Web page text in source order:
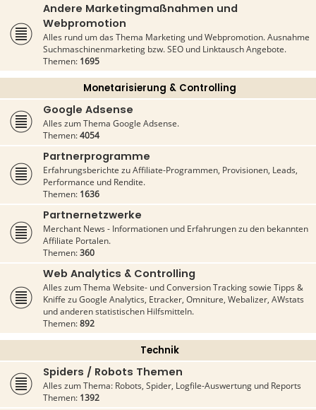
Andere Marketingmaßnahmen und
Webpromotion
Alles rund um das Thema Marketing und Webpromotion. Ausnahme
Suchmaschinenmarketing bzw. SEO und Linktausch Angebote.
Themen: 1695
Monetarisierung & Controlling
Google Adsense
Alles zum Thema Google Adsense.
Themen:4054
Partnerprogramme
Erfahrungsberichte zu Affiliate-Programmen, Provisionen, Leads,
Performance und Rendite.
Themen: 1636
Partnernetzwerke
Merchant News - Informationen und Erfahrungen zu den bekannten
Affiliate Portalen.
Themen:360
Web Analytics & Controlling
Alles zum Thema Website- und Conversion Tracking sowie Tipps &
Kniffe zu Google Analytics, Etracker, Omniture, Webalizer, AWstats
und anderen statistischen Hilfsmitteln.
Themen:892
Technik
Spiders / Robots Themen
Alles zum Thema: Robots, Spider, Logfile-Auswertung und Reports
Themen: 1392